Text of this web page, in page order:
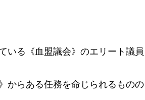
る《血盟議会》のエリート議員
からある任務を命じられるもの